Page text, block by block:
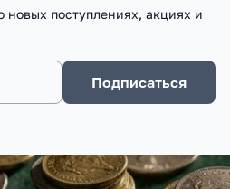
новых поступлениях, акциях и
Подписаться